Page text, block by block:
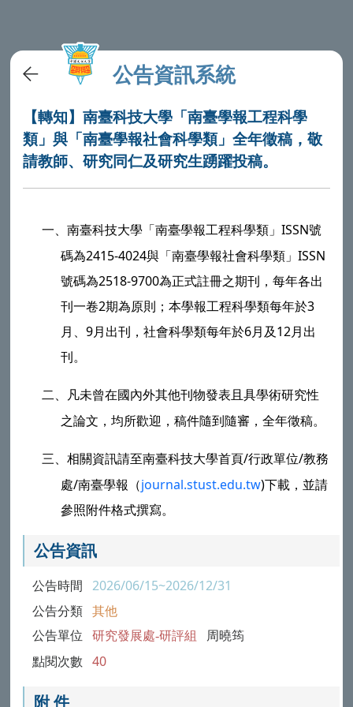
公告資訊系統
【轉知】南臺科技大學「南臺學報工程科學
類」與「南臺學報社會科學類」全年徵稿，敬
請教師、研究同仁及研究生踴躍投稿。
一、南臺科技大學 「南臺學報工程科學類」ISSN號
碼為2415-4024與「南臺學報社會科學類」ISSN
號碼為2518-9700為正式註冊之期刊，每年各出
刊一卷2期為原則；本學報工程科學類每年於3
月、9月出刊，社會科學類每年於6月及12月出
刊。
二、 凡未曾在國內外其他刊物發表且具學術研究性
之論文，均所歡迎，稿件隨到隨審，全年徵稿。
三、相關資訊請至南臺科技大學首頁/行政單位/教務
處/南臺學報（journal.stust.edu.tw)下載，並請
參照附件格式撰寫。
公告資訊
公告時間 2026/06/15~2026/12/31
公告分類 其他
公告單位 研究發展處-研評組 周曉筠
點閱次數 40
附 件